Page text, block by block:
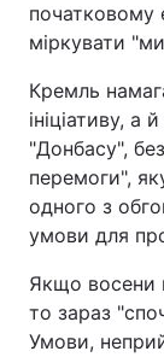
початковому
міркувати
Кремль
ініціативу, а
"Донбасу",
перемоги",
одного з
умови для
Якщо восени
то зараз
Умови,